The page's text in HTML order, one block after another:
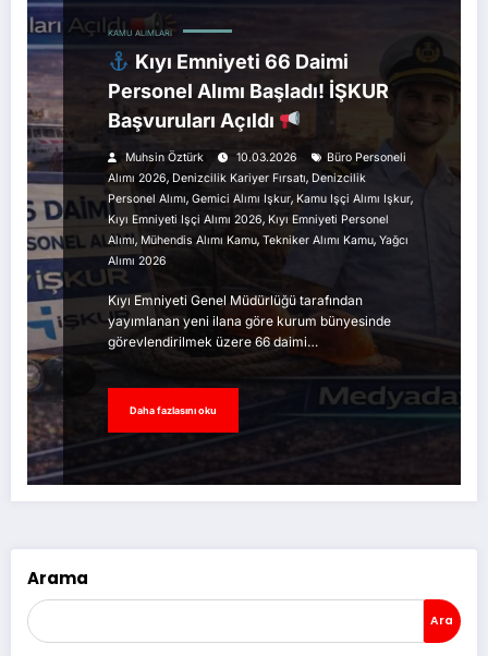
KAMU ALIMLARI
Kıyı Emniyeti 66 Daimi
Personel Alımı Başladı! İŞKUR
Başvuruları Açıldı
Muhsin Öztürk 10.03.2026
Büro Personeli
Alımı 2026, Denizcilik Kariyer Fırsatı, Denizcilik
Personel Alımı, Gemici Alımı Işkur, Kamu Işçi Alımı Işkur,
Kıyı Emniyeti Işçi Alımı 2026, Kıyı Emniyeti Personel
Alımı, Mühendis Alımı Kamu, Tekniker Alımı Kamu, Yağcı
Alımı 2026
Kıyı Emniyeti Genel Müdürlüğü tarafından
yayımlanan yeni ilana göre kurum bünyesinde
görevlendirilmek üzere 66 daimi…
Daha fazlasını oku
Arama
Ara